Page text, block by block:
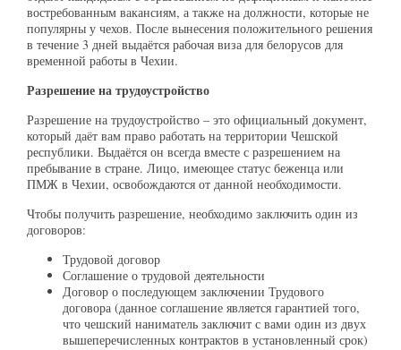
востребованным вакансиям, а также на должности, которые не
популярны у чехов. После вынесения положительного решения
в течение 3 дней выдаётся рабочая виза для белорусов для
временной работы в Чехии.
Разрешение на трудоустройство
Разрешение на трудоустройство – это официальный документ,
который даёт вам право работать на территории Чешской
республики. Выдаётся он всегда вместе с разрешением на
пребывание в стране. Лицо, имеющее статус беженца или
ПМЖ в Чехии, освобождаются от данной необходимости.
Чтобы получить разрешение, необходимо заключить один из
договоров:
Трудовой договор
Соглашение о трудовой деятельности
Договор о последующем заключении Трудового
договора (данное соглашение является гарантией того,
что чешский наниматель заключит с вами один из двух
вышеперечисленных контрактов в установленный срок)